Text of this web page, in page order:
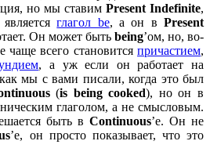
но мы ставим Present Indefinite,
глагол be, а он вPresent
Он может быть being’ом, но, во-
чаще всего становится причастием,
, а уж если он работает на
мы с вами писали, когда это был
(is beingcooked), но он в
глаголом, а не смысловым.
быть в Continuous’е. Он не
’е, он просто показывает, что это